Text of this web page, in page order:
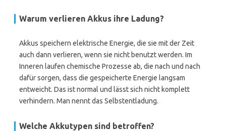
Warum verlieren Akkus ihre Ladung?
Akkus speichern elektrische Energie, die sie mit der Zeit
auch dann verlieren, wenn sie nicht benutzt werden. Im
Inneren laufen chemische Prozesse ab, die nach und nach
dafür sorgen, dass die gespeicherte Energie langsam
entweicht. Das ist normal und lässt sich nicht komplett
verhindern. Man nennt das Selbstentladung.
Welche Akkutypen sind betroffen?